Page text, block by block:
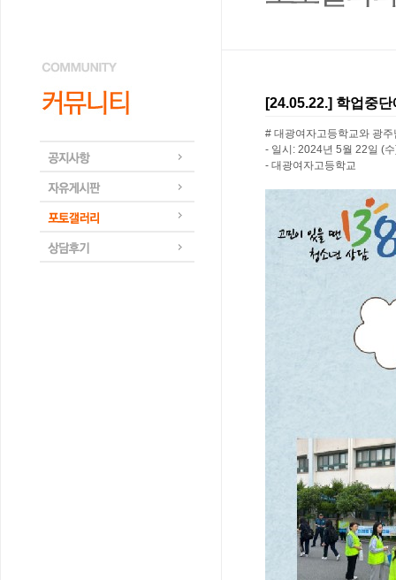
[24.05.22.] 학업중
# 대광여자고등학교와 광
- 일시: 2024년 5월 22일 (
- 대광여자고등학교